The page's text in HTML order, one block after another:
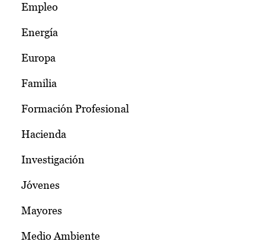
Empleo
Energía
Europa
Familia
Formación Profesional
Hacienda
Investigación
Jóvenes
Mayores
Medio Ambiente